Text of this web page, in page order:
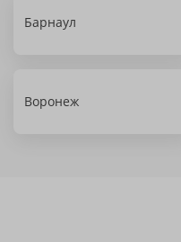
Барнаул
Воронеж